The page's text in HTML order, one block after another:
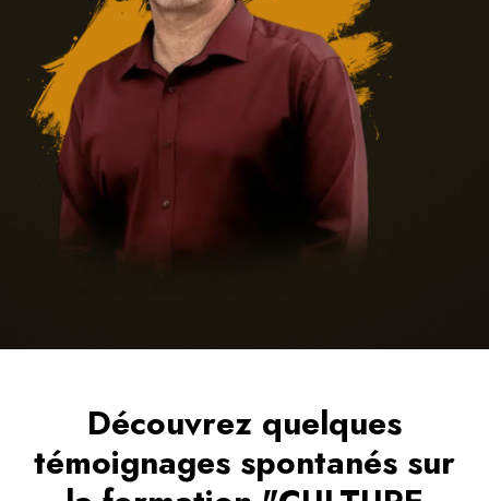
Découvrez quelques
témoignages spontanés sur